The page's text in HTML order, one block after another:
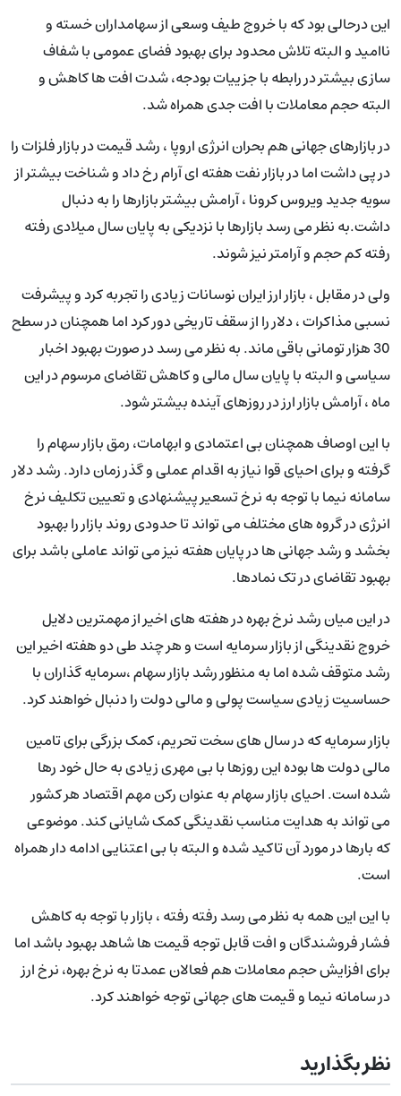
این درحالی بود که با خروج طیف وسعی از سهامداران خسته و
ناامید و البته تلاش محدود برای بهبود فضای عمومی با شفاف
سازی بیشتر در رابطه با جزییات بودجه، شدت افت ها کاهش و
البته حجم معاملات با افت جدی همراه شد.
در بازارهای جهانی هم بحران انرژی اروپا ، رشد قیمت در بازار فلزات را
در پی داشت اما در بازار نفت هفته ای آرام رخ داد و شناخت بیشتر از
سویه جدید ویروس کرونا ، آرامش بیشتر بازارها را به دنبال
داشت.به نظر می رسد بازارها با نزدیکی به پایان سال میلادی رفته
رفته کم حجم و آرامتر نیز شوند.
ولی در مقابل ، بازار ارز ایران نوسانات زیادی را تجربه کرد و پیشرفت
نسبی مذاکرات ، دلار را از سقف تاریخی دور کرد اما همچنان در سطح
30 هزار تومانی باقی ماند. به نظر می رسد در صورت بهبود اخبار
سیاسی و البته با پایان سال مالی و کاهش تقاضای مرسوم در این
ماه ، آرامش بازار ارز در روزهای آینده بیشتر شود.
با این اوصاف همچنان بی اعتمادی و ابهامات، رمق بازار سهام را
گرفته و برای احیای قوا نیاز به اقدام عملی و گذر زمان دارد. رشد دلار
سامانه نیما با توجه به نرخ تسعیر پیشنهادی و تعیین تکلیف نرخ
انرژی در گروه های مختلف می تواند تا حدودی روند بازار را بهبود
بخشد و رشد جهانی ها در پایان هفته نیز می تواند عاملی باشد برای
بهبود تقاضای در تک نمادها.
در این میان رشد نرخ بهره در هفته های اخیر از مهمترین دلایل
خروج نقدینگی از بازار سرمایه است و هر چند طی دو هفته اخیر این
رشد متوقف شده اما به منظور رشد بازار سهام ،سرمایه گذاران با
حساسیت زیادی سیاست پولی و مالی دولت را دنبال خواهند کرد.
بازار سرمایه که در سال های سخت تحریم، کمک بزرگی برای تامین
مالی دولت ها بوده این روزها با بی مهری زیادی به حال خود رها
شده است. احیای بازار سهام به عنوان رکن مهم اقتصاد هر کشور
می تواند به هدایت مناسب نقدینگی کمک شایانی کند. موضوعی
که بارها در مورد آن تاکید شده و البته با بی اعتنایی ادامه دار همراه
است.
با این این همه به نظر می رسد رفته رفته ، بازار با توجه به کاهش
فشار فروشندگان و افت قابل توجه قیمت ها شاهد بهبود باشد اما
برای افزایش حجم معاملات هم فعالان عمدتا به نرخ بهره، نرخ ارز
در سامانه نیما و قیمت های جهانی توجه خواهند کرد.
نظر بگذارید